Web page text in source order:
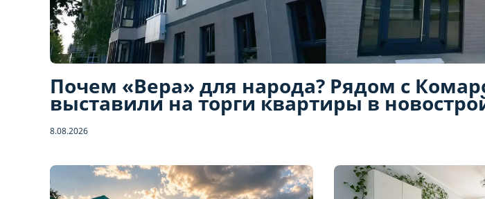
Почем «Вера» для народа? Рядом с
выставили на торги квартиры в
8.08.2026
Отправьте запрос,